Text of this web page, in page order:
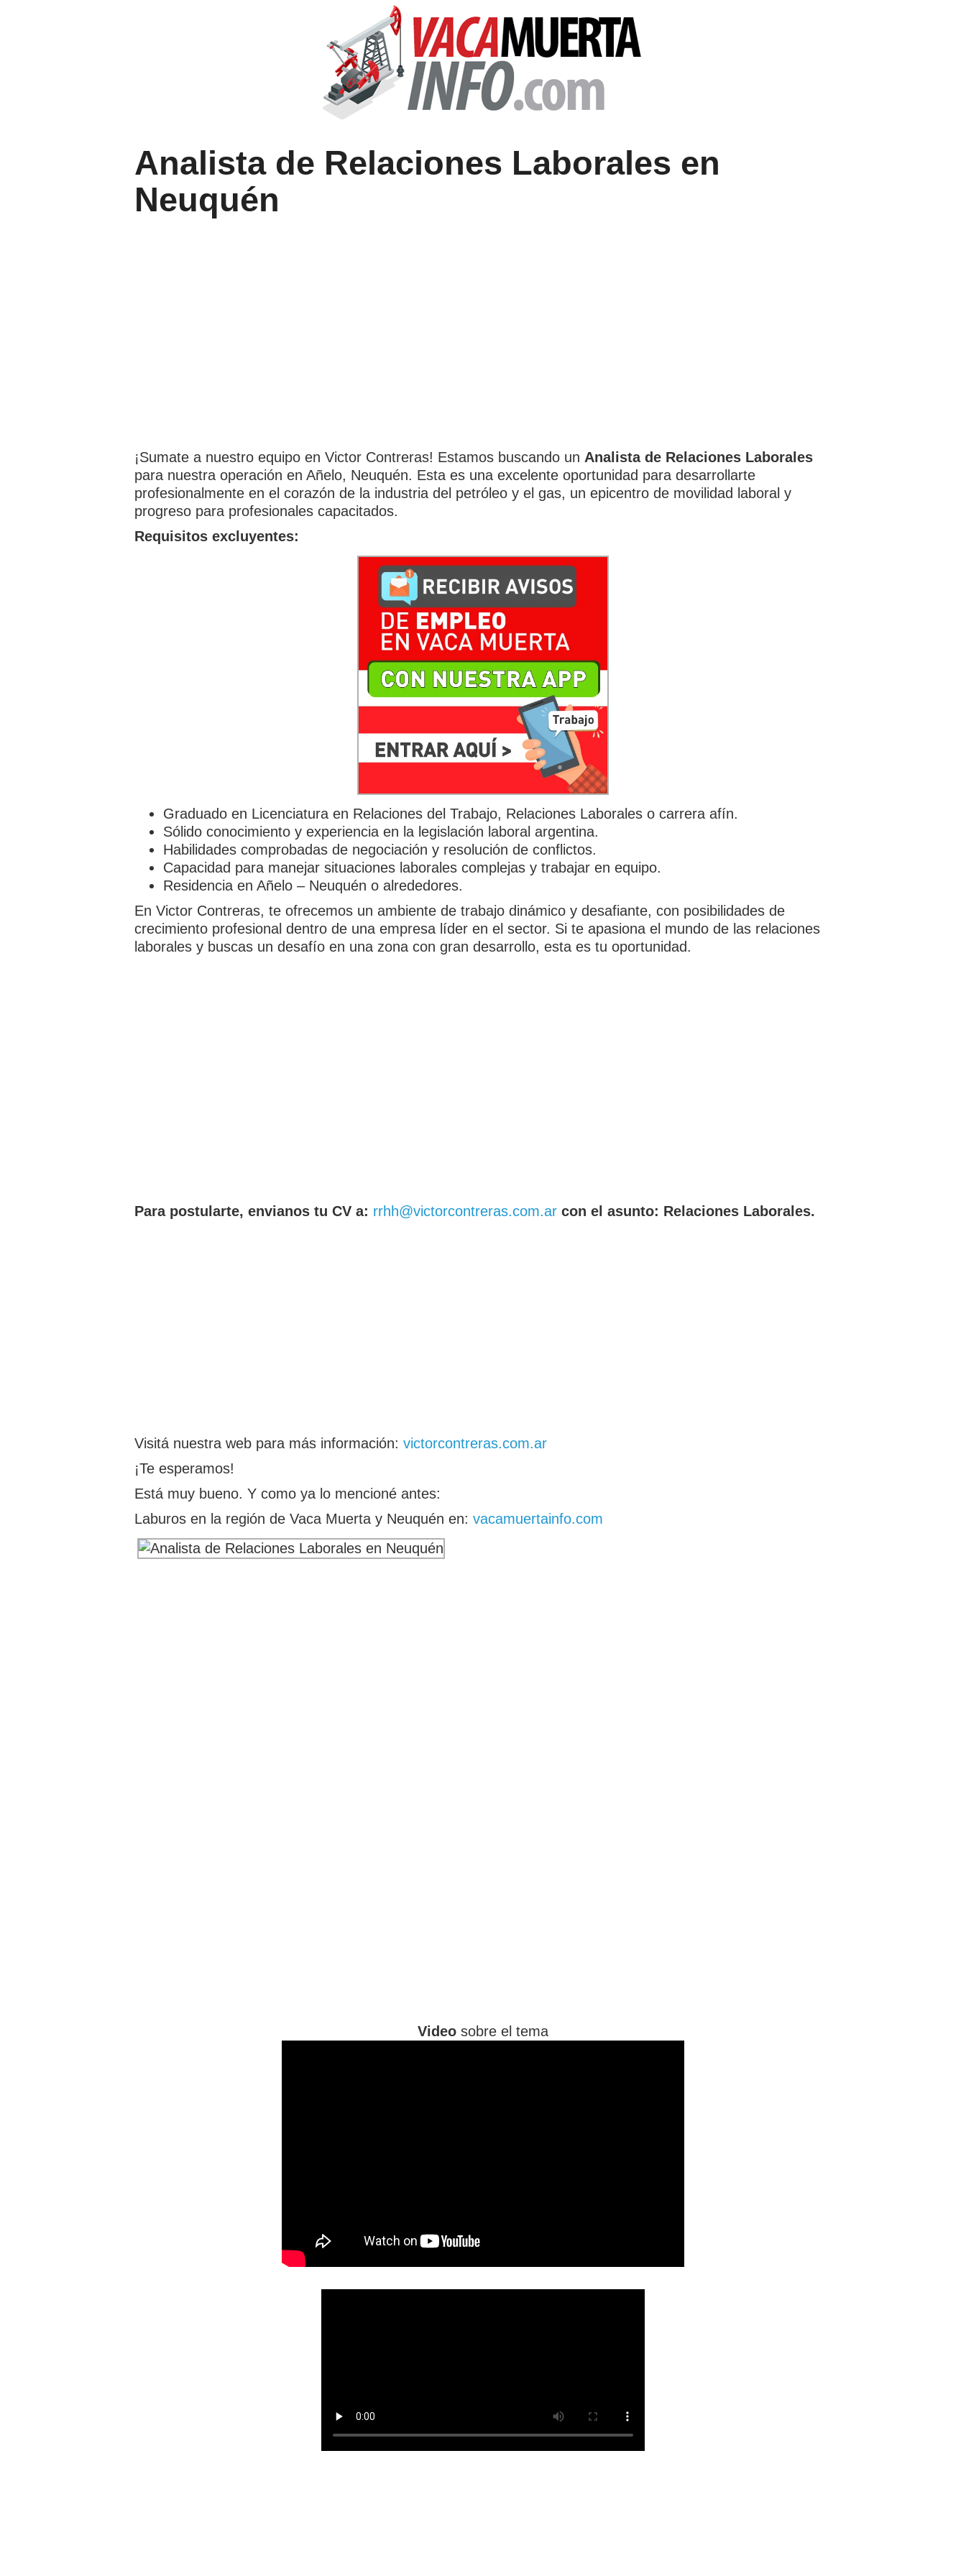
Analista de Relaciones Laborales en
Neuquén
¡Sumate a nuestro equipo en Victor Contreras! Estamos buscando un Analista de Relaciones Laborales
para nuestra operación en Añelo, Neuquén. Esta es una excelente oportunidad para desarrollarte
profesionalmente en el corazón de la industria del petróleo y el gas, un epicentro de movilidad laboral y
progreso para profesionales capacitados.
Requisitos excluyentes:
Graduado en Licenciatura en Relaciones del Trabajo, Relaciones Laborales o carrera afín.
Sólido conocimiento y experiencia en la legislación laboral argentina.
Habilidades comprobadas de negociación y resolución de conflictos.
Capacidad para manejar situaciones laborales complejas y trabajar en equipo.
Residencia en Añelo – Neuquén o alrededores.
En Victor Contreras, te ofrecemos un ambiente de trabajo dinámico y desafiante, con posibilidades de
crecimiento profesional dentro de una empresa líder en el sector. Si te apasiona el mundo de las relaciones
laborales y buscas un desafío en una zona con gran desarrollo, esta es tu oportunidad.
Para postularte, envianos tu CV a: rrhh@victorcontreras.com.ar con el asunto: Relaciones Laborales.
Visitá nuestra web para más información: victorcontreras.com.ar
¡Te esperamos!
Está muy bueno. Y como ya lo mencioné antes:
Laburos en la región de Vaca Muerta y Neuquén en: vacamuertainfo.com
Video sobre el tema